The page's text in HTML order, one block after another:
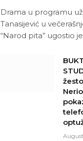
Drama u programu
Tanasijević u
“Narod pita” ugostio